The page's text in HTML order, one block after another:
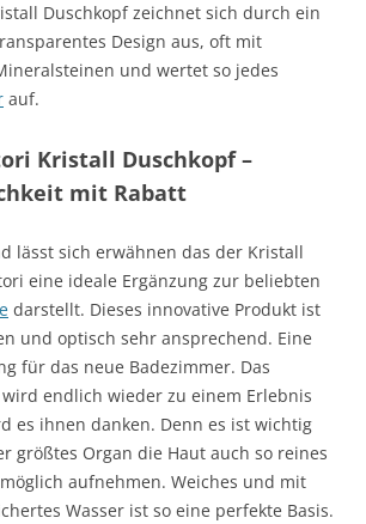
Duschkopf zeichnet sich durch ein
Design aus, oft mit
und wertet so jedes
auf.
Kristall Duschkopf –
mit Rabatt
lässt sich erwähnen das der Kristall
eine ideale Ergänzung zur beliebten
darstellt. Dieses innovative Produkt ist
und optisch sehr ansprechend. Eine
für das neue Badezimmer. Das
endlich wieder zu einem Erlebnis
es ihnen danken. Denn es ist wichtig
größtes Organ die Haut auch so reines
aufnehmen. Weiches und mit
Wasser ist so eine perfekte Basis.